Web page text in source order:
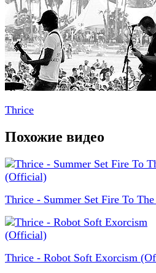
Thrice
Похожие видео
Thrice - Summer Set Fire To
Thrice - Robot Soft Exorcism